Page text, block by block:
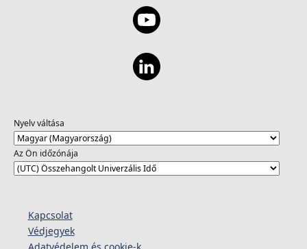
Nyelv váltása
Az Ön időzónája
Kapcsolat
Védjegyek